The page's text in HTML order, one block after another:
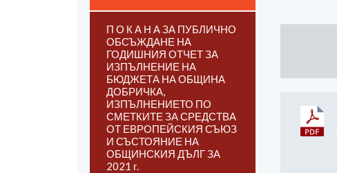
П О К А Н А ЗА ПУБЛИЧНО
ОБСЪЖДАНЕ НА
ГОДИШНИЯ ОТЧЕТ ЗА
ИЗПЪЛНЕНИЕ НА
БЮДЖЕТА НА ОБЩИНА
ДОБРИЧКА,
ИЗПЪЛНЕНИЕТО ПО
СМЕТКИТЕ ЗА СРЕДСТВА
ОТ ЕВРОПЕЙСКИЯ СЪЮЗ
И СЪСТОЯНИЕ НА
ОБЩИНСКИЯ ДЪЛГ ЗА
2021 г.